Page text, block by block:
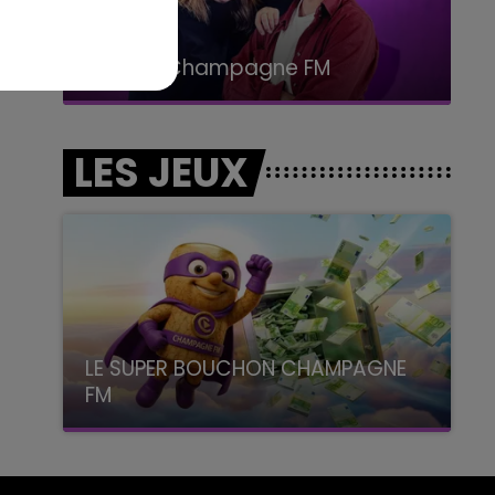
Le Club Champagne FM
LES JEUX
LE SUPER BOUCHON CHAMPAGNE
FM
avec La Famille Champagne FM, à 8H10